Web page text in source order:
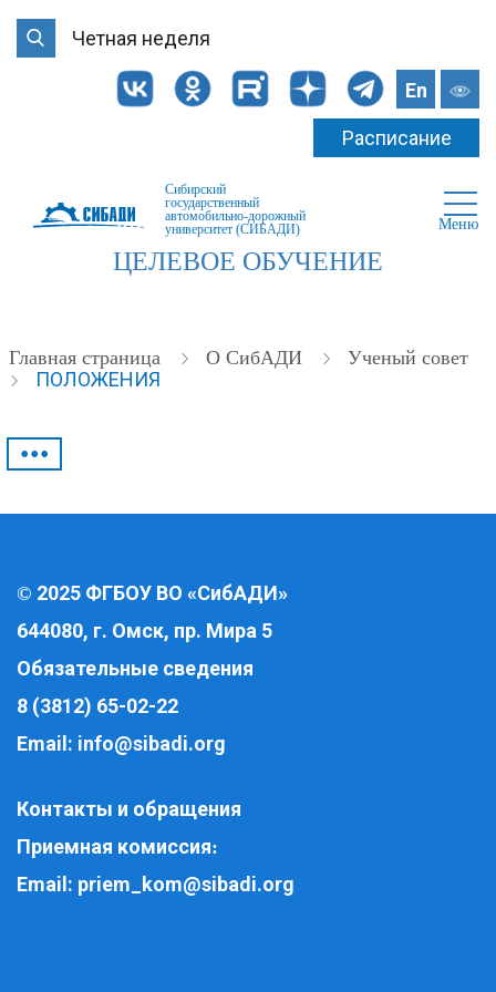
Четная неделя
En
Расписание
Сибирский
государственный
автомобильно-дорожный
университет (СИБАДИ)
Меню
ЦЕЛЕВОЕ ОБУЧЕНИЕ
Главная страница О СибАДИ Ученый совет
ПОЛОЖЕНИЯ
•••
© 2025 ФГБОУ ВО «СибАДИ»
644080, г. Омск, пр. Мира 5
Обязательные сведения
8 (3812) 65-02-22
Email: info@sibadi.org
Контакты и обращения
Приемная комиссия:
Email: priem_kom@sibadi.org